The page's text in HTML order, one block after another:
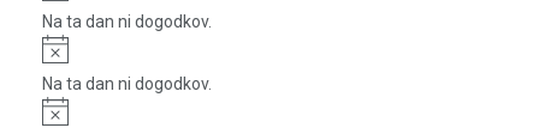
Na ta dan ni dogodkov.
Notice
Na ta dan ni dogodkov.
Notice